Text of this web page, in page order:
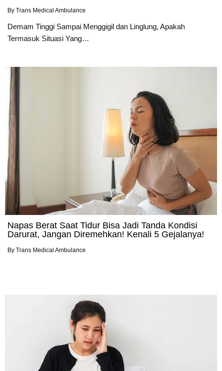
By Trans Medical Ambulance
Demam Tinggi Sampai Menggigil dan Linglung, Apakah
Termasuk Situasi Yang…
Napas Berat Saat Tidur Bisa Jadi Tanda Kondisi
Darurat, Jangan Diremehkan! Kenali 5 Gejalanya!
By Trans Medical Ambulance